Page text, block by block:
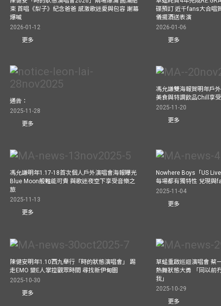
束 首唱《梨子》紀念爸爸 感激歌迷愛與包容 謝幕
爆喊
2026-01-12
更多
碟預訂 近千fans大合唱
儀擺酒送表演
2026-01-06
更多
通告：
2025-11-28
更多
馮允謙雙海報賀明年戶
美食與特調飲品Chill享
2025-11-20
更多
馮允謙明年1.17-18首次個人戶外演唱會海報曝光
Blue Moon般難能可貴 與歌迷夜空下享受音樂之
旅
2025-11-13
更多
Nowhere Boys「US
每場都有獨特性 兌現與
2025-11-04
更多
陳健安明年1.10西九舉行「時的狀態演唱會」 踢
走EMO 變E人掌控觀眾時間 尋找新伊甸園
2025-10-30
更多
草蜢重啟巡迴演唱會 蔡
熱舞狀態大勇 「同以前
我」
2025-10-29
更多